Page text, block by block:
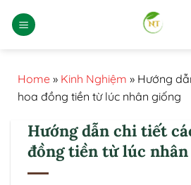
qua
Home » Kinh Nghiệm » Hướng
hoa đồng tiền từ lúc nhân giống
Hướng dẫn chi tiết
đồng tiền từ lúc